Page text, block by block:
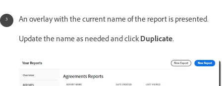
An overlay with the current name of the report is presented.
Update the name as needed and clickDuplicate.